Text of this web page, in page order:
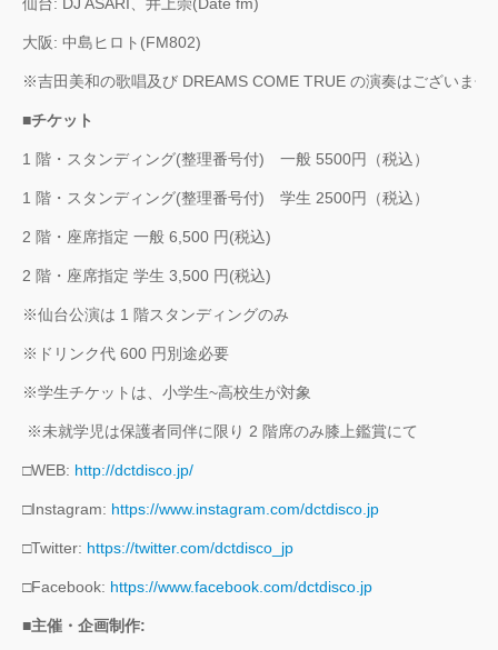
大阪: 中島ヒロト(FM802)
※吉田美和の歌唱及び DREAMS COME TRUE の演奏はございませ
■チケット
1 階・スタンディング(整理番号付) 一般 5500円（税込）
1 階・スタンディング(整理番号付) 学生 2500円（税込）
2 階・座席指定 一般 6,500 円(税込)
2 階・座席指定 学生 3,500 円(税込)
※仙台公演は 1 階スタンディングのみ
※ドリンク代 600 円別途必要
※学生チケットは、小学生~高校生が対象
※未就学児は保護者同伴に限り 2 階席のみ膝上鑑賞にて
□WEB: http://dctdisco.jp/
□Instagram: https://www.instagram.com/dctdisco.jp
□Twitter: https://twitter.com/dctdisco_jp
□Facebook: https://www.facebook.com/dctdisco.jp
■主催・企画制作: